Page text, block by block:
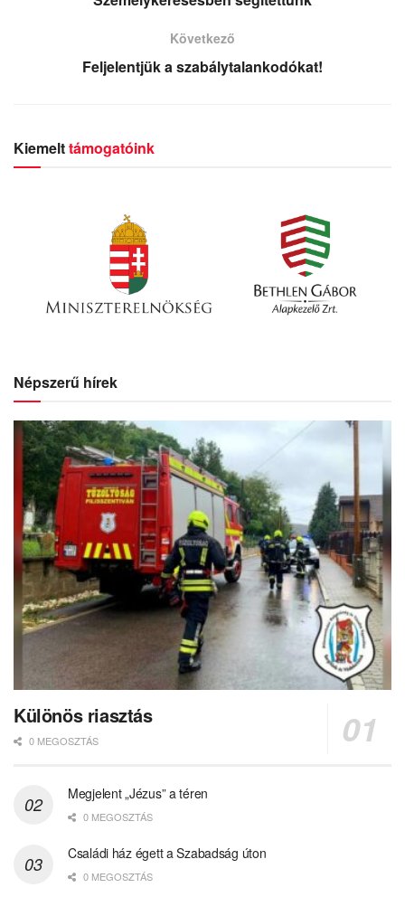
Következő
Feljelentjük a szabálytalankodókat!
Kiemelttámogatóink
Népszerű hírek
Különös riasztás
0 MEGOSZTÁS
Megjelent „Jézus” a téren
0 MEGOSZTÁS
Családi ház égett a Szabadság úton
0 MEGOSZTÁS